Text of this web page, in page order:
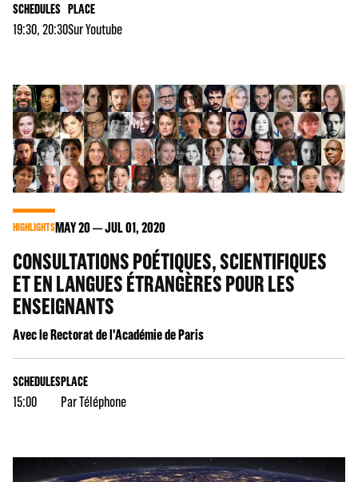
SCHEDULES
19:30, 20:30
PLACE
Sur Youtube
HIGHLIGHTSMAY20 JUL01, 2020
CONSULTATIONS POÉTIQUES, SCIENTIFIQUES
ET EN LANGUES ÉTRANGÈRES POUR LES
ENSEIGNANTS
Avec le Rectorat de l'Académie de Paris
SCHEDULES
15:00
PLACE
Par Téléphone